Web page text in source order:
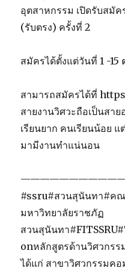
อุตสาหกรรม เปิดรับสมั
(รับตรง) ครั้งที่ 2
สมัครได้ตั้งแต่วันที่ 1 -15
สามารถสมัครได้ที่
สายงานวิศวะถือเป็นสา
เรียนยาก คนเรียนน้อย
มามีงานทำแน่นอน
#ssru#สวนสุนันทา#คณ
มหาวิทยาลัยราชภัฏ
สวนสุนันทา
onหลักสูตรด้านวิศวกรร
ได้แก่ สาขาวิศวกรรมค